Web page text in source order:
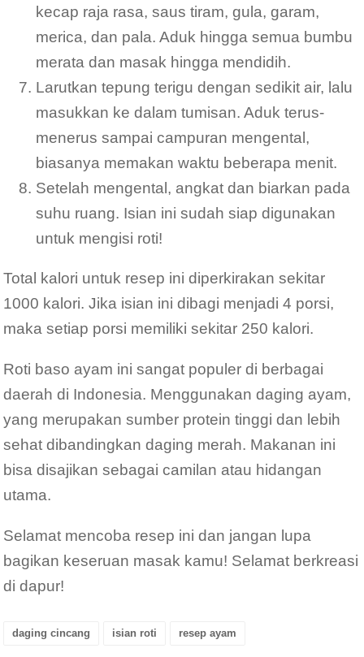
kecap raja rasa, saus tiram, gula, garam,
merica, dan pala. Aduk hingga semua bumbu
merata dan masak hingga mendidih.
Larutkan tepung terigu dengan sedikit air, lalu
masukkan ke dalam tumisan. Aduk terus-
menerus sampai campuran mengental,
biasanya memakan waktu beberapa menit.
Setelah mengental, angkat dan biarkan pada
suhu ruang. Isian ini sudah siap digunakan
untuk mengisi roti!
Total kalori untuk resep ini diperkirakan sekitar
1000 kalori. Jika isian ini dibagi menjadi 4 porsi,
maka setiap porsi memiliki sekitar 250 kalori.
Roti baso ayam ini sangat populer di berbagai
daerah di Indonesia. Menggunakan daging ayam,
yang merupakan sumber protein tinggi dan lebih
sehat dibandingkan daging merah. Makanan ini
bisa disajikan sebagai camilan atau hidangan
utama.
Selamat mencoba resep ini dan jangan lupa
bagikan keseruan masak kamu! Selamat berkreasi
di dapur!
daging cincang isian roti resep ayam